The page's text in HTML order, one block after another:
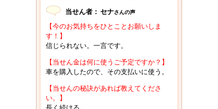
当せん者： セナさんの声
【今のお気持ちをひとことお願いしま
す！】
信じられない。一言です。
【当せん金は何に使うご予定ですか？】
車を購入したので、その支払いに使う。
【当せんの秘訣があれば教えてくださ
い。】